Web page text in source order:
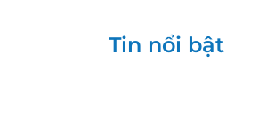
Tin nổi bật